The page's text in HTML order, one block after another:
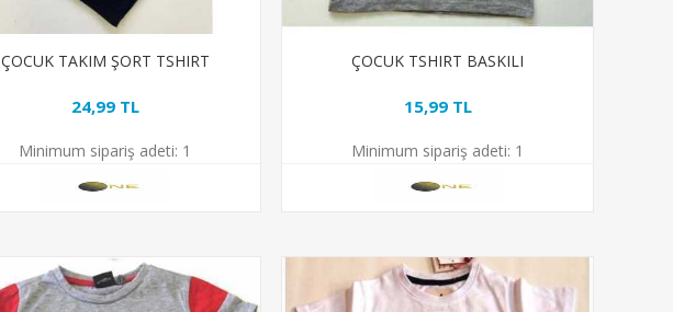
ÇOCUK TAKIM ŞORT TSHIRT
24,99 TL
Minimum sipariş adeti: 1
ÇOCUK TSHIRT BASKILI
15,99 TL
Minimum sipariş adeti: 1